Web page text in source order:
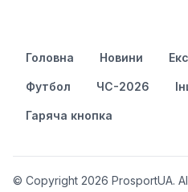
Головна Новини
Футбол ЧС-2026
Гаряча кнопка
© Copyright 2026 ProsportUA.